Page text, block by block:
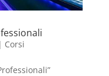
Corsi